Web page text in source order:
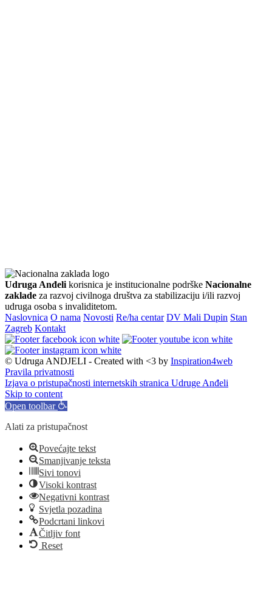
Udruga Anđeli korisnica je institucionalne podrške Nacionalne
zaklade za razvoj civilnoga društva za stabilizaciju i/ili razvoj
udruga osoba s invaliditetom.
Naslovnica O nama Novosti Re/ha centar DV Mali Dupin Stan
Zagreb Kontakt
© Udruga ANDJELI - Created with <3 by Inspiration4web
Pravila privatnosti
Izjava o pristupačnosti internetskih stranica Udruge Anđeli
Skip to content
Open toolbar
Alati za pristupačnost
Povećajte tekst
Smanjivanje teksta
Sivi tonovi
Visoki kontrast
Negativni kontrast
Svjetla pozadina
Podcrtani linkovi
Čitljiv font
Reset